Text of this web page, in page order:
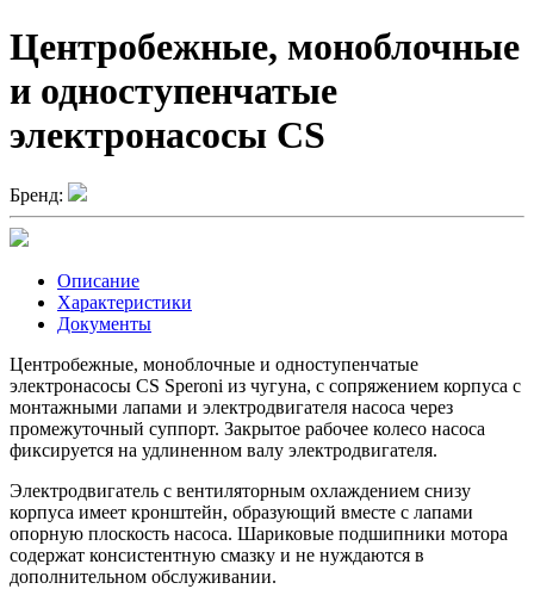
Центробежные, моноблочные
и одноступенчатые
электронасосы CS
Бренд:
Описание
Характеристики
Документы
Центробежные, моноблочные и одноступенчатые
электронасосы CS Speroni из чугуна, c сопряжением корпуса с
монтажными лапами и электродвигателя насоса через
промежуточный суппорт. Закрытое рабочее колесо насоса
фиксируется на удлиненном валу электродвигателя.
Электродвигатель с вентиляторным охлаждением снизу
корпуса имеет кронштейн, образующий вместе с лапами
опорную плоскость насоса. Шариковые подшипники мотора
содержат консистентную смазку и не нуждаются в
дополнительном обслуживании.